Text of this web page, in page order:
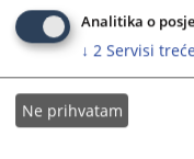
Redizajn web stranice je
Visoko sudsko i tužilačko
Analitika o
↓ 2 Servisi
Ne prihvatam